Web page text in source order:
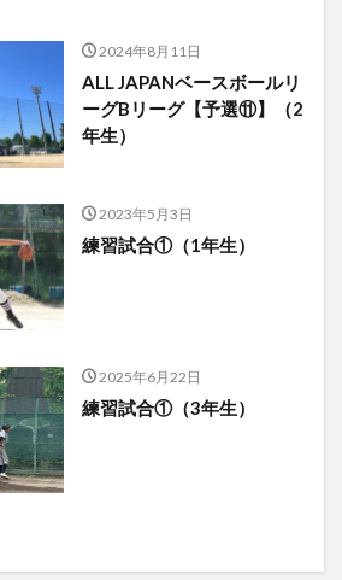
2024年8月11日
ALL JAPANベースボールリ
ーグBリーグ【予選⑪】（2
年生）
2023年5月3日
練習試合①（1年生）
2025年6月22日
練習試合①（3年生）